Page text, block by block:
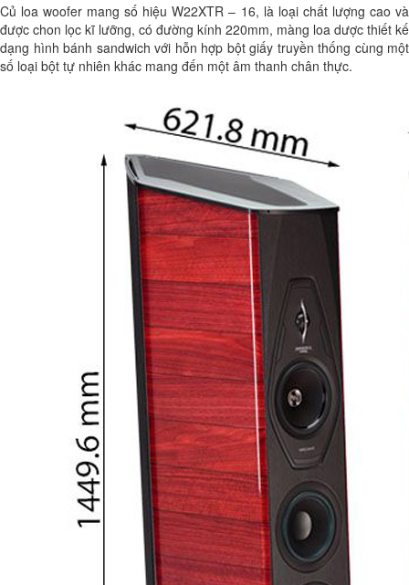
Củ loa woofer mang số hiệu W22XTR – 16, là loại chất lượng cao và
được chon lọc kĩ lưỡng, có đường kính 220mm, màng loa dược thiết kế
dạng hình bánh sandwich với hỗn hợp bột giấy truyền thống cùng một
số loại bột tự nhiên khác mang đến một âm thanh chân thực.